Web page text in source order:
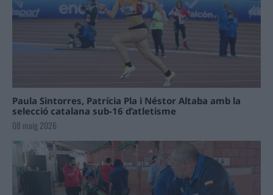
Paula Sintorres, Patrícia Pla i Néstor Altaba amb la
selecció catalana sub-16 d’atletisme
08 maig 2026